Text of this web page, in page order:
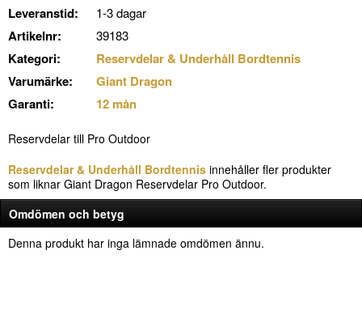
Leveranstid: 1-3 dagar
Artikelnr: 39183
Kategori:
Reservdelar & Underhåll Bordtennis
Varumärke:
Giant Dragon
Garanti:
12 mån
Reservdelar till Pro Outdoor
Reservdelar & Underhåll Bordtennis innehåller fler produkter
som liknar Giant Dragon Reservdelar Pro Outdoor.
Omdömen och betyg
Denna produkt har inga lämnade omdömen ännu.